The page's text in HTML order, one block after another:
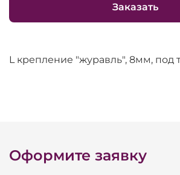
Заказать
L крепление "журавль", 8мм, под
Оформите заявку